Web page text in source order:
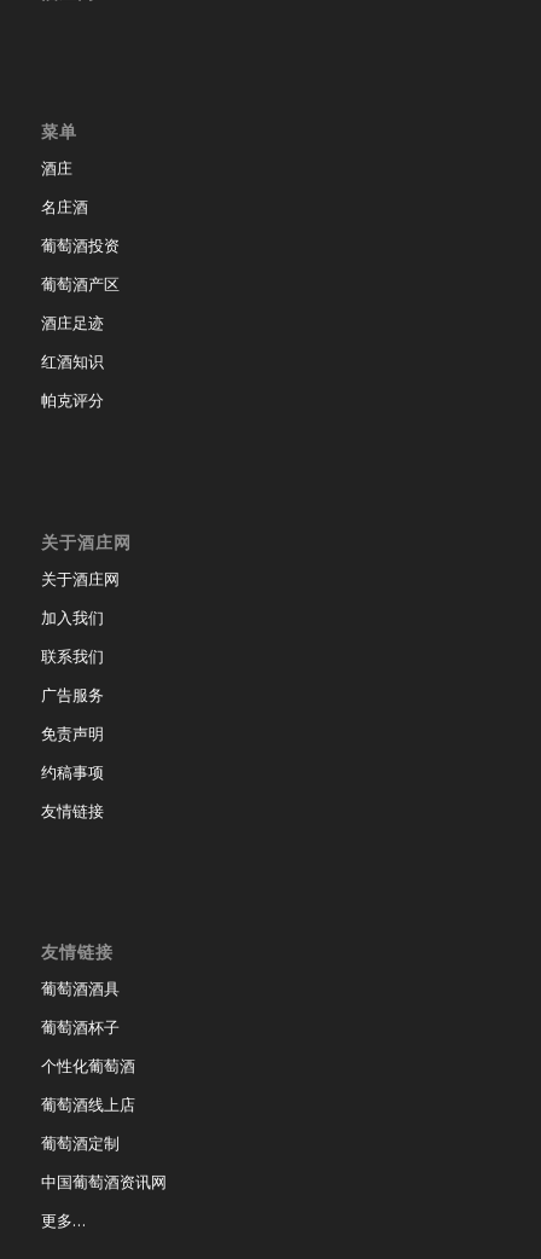
菜单
酒庄
名庄酒
葡萄酒投资
葡萄酒产区
酒庄足迹
红酒知识
帕克评分
关于酒庄网
关于酒庄网
加入我们
联系我们
广告服务
免责声明
约稿事项
友情链接
友情链接
葡萄酒酒具
葡萄酒杯子
个性化葡萄酒
葡萄酒线上店
葡萄酒定制
中国葡萄酒资讯网
更多…